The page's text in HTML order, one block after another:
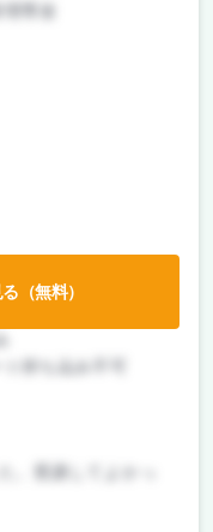
持ち込み不可
。受講してよかっ
（無料）